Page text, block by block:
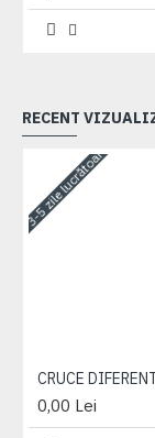
RECENT
3-5 zile lucrătoare
CRUCE
0,00 Lei